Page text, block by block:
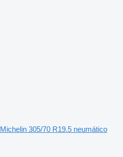
Michelin 305/70 R19.5 neumático